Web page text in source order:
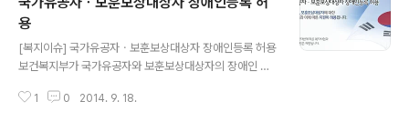
빠들에게 힘을 실어주는 소식입니다. 이번 달(10월) 부터
‘아빠의 달’ 육아휴직 급여, 육아기 근로시간 단축 급여 상
향, 비정규직 육아휴직 중 재고용 지원제도가 새롭게 시행
됩니다. 어떤 제도인지 살펴볼까요? ➀ ‘아빠의 달’ 인센티
브 엄마와 아빠가 모두 육아휴직에 참여할 경우, 두 번째 육
아휴직 사용자의 1개월 급여를 높이는 제도입니다. 눈여겨
용
[복지이슈] 국가유공자ㆍ보훈보상대상자 장애인등록 허용
보건복지부가 국가유공자와 보훈보상대상자의 장애인 등
예고했다고 합니다. 개정안에는 ‘국가유공자 등 예우 및 지
1 0 2014. 9. 18.